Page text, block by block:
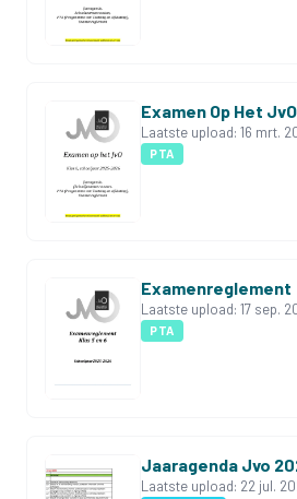
Examen Op Het
Laatste upload: 16 mrt.
PTA
Examenreglement
Laatste upload: 17 sep.
PTA
Jaaragenda Jvo
Laatste upload: 22 jul.